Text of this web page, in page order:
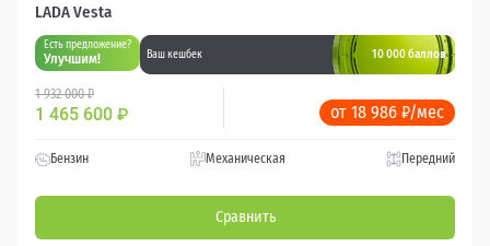
LADA Vesta
Есть предложение?
Улучшим! Ваш кешбек 10 000 баллов
1 932 000 ₽
1 465 600 ₽ от 18 986 ₽/мес
Бензин Механическая Передний
Сравнить